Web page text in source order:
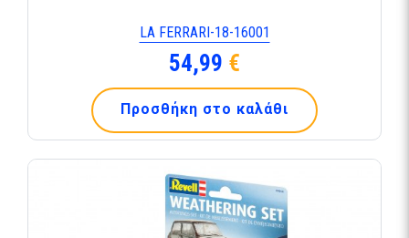
LA FERRARI-18-16001
54,99 €
Προσθήκη στο καλάθι